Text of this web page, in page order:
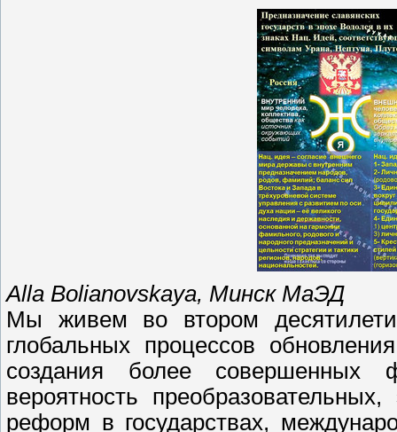
Alla Bolianovskaya, Минск МаЭД
Мы живем во втором
глобальных процессов
создания более совершенных
вероятность
реформ в государствах,